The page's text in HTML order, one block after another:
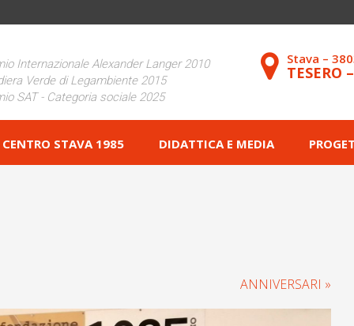
Internazionale Alexander Langer 2010
Verde di Legambiente 2015
SAT - Categoria sociale 2025
Stava –
TESERO
CENTRO STAVA 1985 DIDATTICA E MEDIA
ANNIVERSARI »